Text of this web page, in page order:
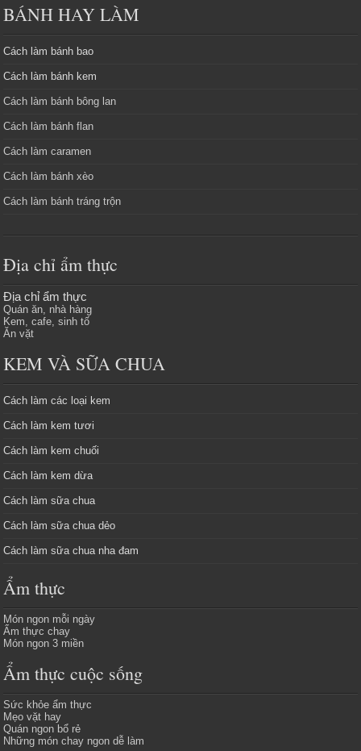
BÁNH HAY LÀM
Cách làm bánh bao
Cách làm bánh kem
Cách làm bánh bông lan
Cách làm bánh flan
Cách làm caramen
Cách làm bánh xèo
Cách làm bánh tráng trộn
Địa chỉ ẩm thực
Địa chỉ ẩm thực
Quán ăn, nhà hàng
Kem, cafe, sinh tố
Ăn vặt
KEM VÀ SỮA CHUA
Cách làm các loại kem
Cách làm kem tươi
Cách làm kem chuối
Cách làm kem dừa
Cách làm sữa chua
Cách làm sữa chua dẻo
Cách làm sữa chua nha đam
Ẩm thực
Món ngon mỗi ngày
Ẩm thực chay
Món ngon 3 miền
Ẩm thực cuộc sống
Sức khỏe ẩm thực
Mẹo vặt hay
Quán ngon bổ rẻ
Những món chay ngon dễ làm